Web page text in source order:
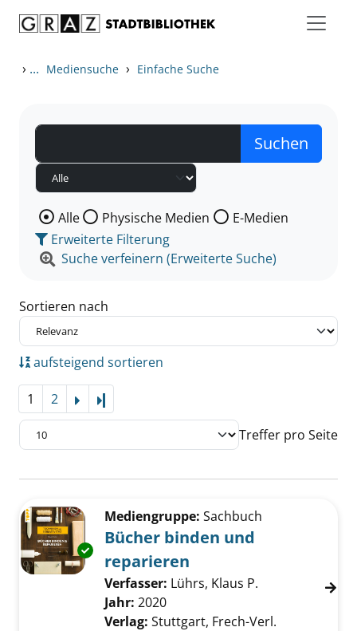
› ... Mediensuche › Einfache Suche
Wählen Sie die Medienart nach der Sie suchen wollen.
Alle Physische Medien
E-Medien
Erweiterte Filterung
Suche verfeinern (Erweiterte Suche)
Sortieren nach
aufsteigend sortieren
1 2
Treffer pro Seite
Zu den Suchfiltern springen
Exemplar-Details von Bücher binden und
Mediengruppe: Sachbuch
Bücher binden und
reparieren
Verfasser: Lührs, Klaus P. Suche nach
Jahr: 2020
Verlag: Stuttgart, Frech-Verl.